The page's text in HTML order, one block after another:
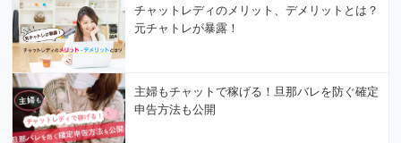
チャットレディのメリット、デメリットとは？
元チャトレが暴露！
主婦もチャットで稼げる！旦那バレを防ぐ確定
申告方法も公開